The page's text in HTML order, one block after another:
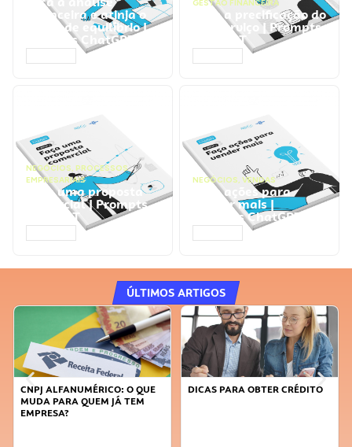
financeira e atinja o
ponto de equilíbrio |
Prompts ChatGPT
GESTÃO FINANCEIRA
Faça a precificação do
seu serviço | Prompts
ChatGPT
NEGÓCIOS, PROCESSOS
EMPRESARIAIS
Faça uma proposta
comercial | Prompts
ChatGPT
NEGÓCIOS, VENDAS
Faça ações para
vender mais |
Prompts ChatGPT
ÚLTIMOS ARTIGOS
CNPJ ALFANUMÉRICO: O QUE
MUDA PARA QUEM JÁ TEM
EMPRESA?
DICAS PARA OBTER CRÉDITO